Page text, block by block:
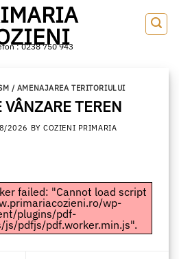
: 0238 750 943
/ AMENAJAREA TERITORIULUI
TEREN
2026 BYCOZIENI PRIMARIA
failed: "Cannot load script
wp-
plugins/pdf-
pdfjs/pdf.worker.min.js".